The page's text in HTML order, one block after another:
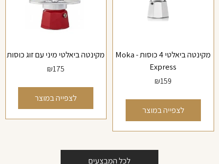
מקינטה ביאלטי 4 כוסות - Moka
Express
₪159
לצפייה במוצר
מקינטה ביאלטי מיני עם זוג כוסות
₪175
לצפייה במוצר
לכל המבצעים